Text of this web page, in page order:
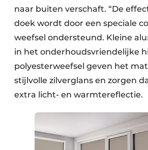
naar buiten verschaft. “De
doek wordt door een speciale
weefsel ondersteund. Kleine
in het onderhoudsvriendelijke
polyesterweefsel geven het
stijlvolle zilverglans en zorgen
extra licht- en warmtereflectie.